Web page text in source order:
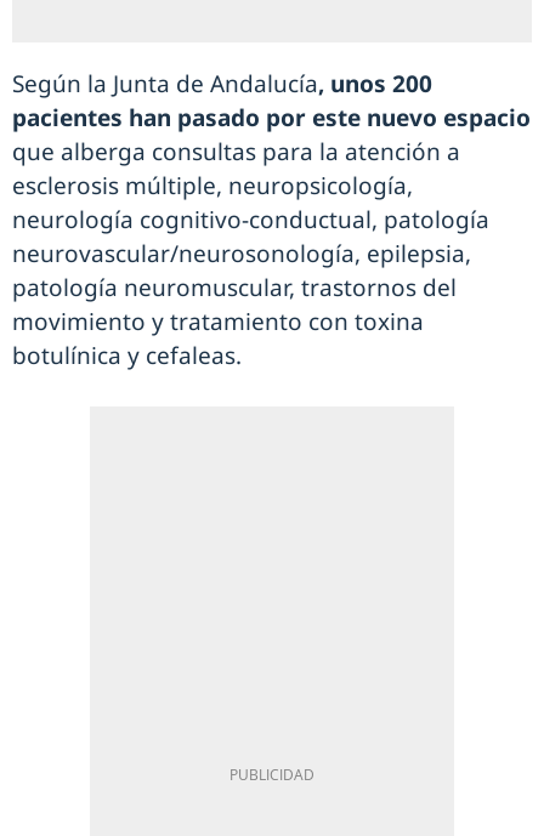
Según la Junta de Andalucía, unos 200
pacientes han pasado por este nuevo espacio
que alberga consultas para la atención a
esclerosis múltiple, neuropsicología,
neurología cognitivo-conductual, patología
neurovascular/neurosonología, epilepsia,
patología neuromuscular, trastornos del
movimiento y tratamiento con toxina
botulínica y cefaleas.